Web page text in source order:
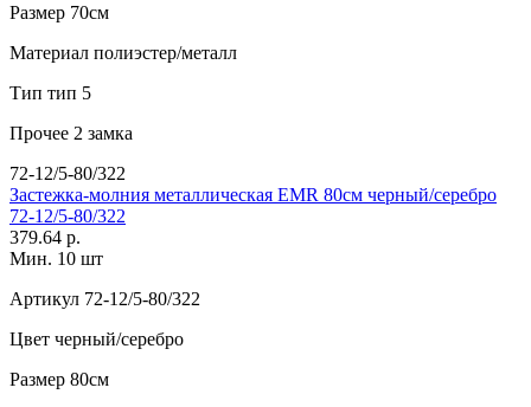
Размер 70см
Материал полиэстер/металл
Тип тип 5
Прочее 2 замка
72-12/5-80/322
Застежка-молния металлическая EMR 80см черный/серебро
72-12/5-80/322
379.64 р.
Мин. 10 шт
Артикул 72-12/5-80/322
Цвет черный/серебро
Размер 80см